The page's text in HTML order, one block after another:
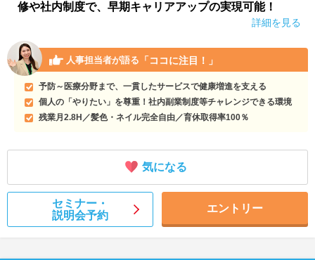
修や社内制度で、早期キャリアアップの実現可能！
詳細を見る
人事担当者が語る 「ココに注目！」
予防～医療分野まで、一貫したサービスで健康増進を支える
個人の「やりたい」を尊重！社内副業制度等チャレンジできる環境
残業月2.8H／髪色・ネイル完全自由／育休取得率100％
気になる
セミナー・
説明会予約
エントリー